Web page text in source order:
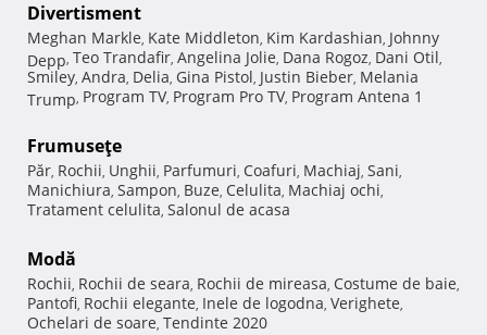
Divertisment
Meghan Markle, Kate Middleton, Kim Kardashian, Johnny
Depp, Teo Trandafir, Angelina Jolie, Dana Rogoz, Dani Otil,
Smiley, Andra, Delia, Gina Pistol, Justin Bieber, Melania
Trump, Program TV, Program Pro TV, Program Antena 1
Frumuseţe
Păr, Rochii, Unghii, Parfumuri, Coafuri, Machiaj, Sani,
Manichiura, Sampon, Buze, Celulita, Machiaj ochi,
Tratament celulita, Salonul de acasa
Modă
Rochii, Rochii de seara, Rochii de mireasa, Costume de baie,
Pantofi, Rochii elegante, Inele de logodna, Verighete,
Ochelari de soare, Tendinte 2020